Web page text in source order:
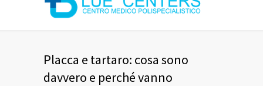
Placca e tartaro: cosa sono
davvero e perché vanno